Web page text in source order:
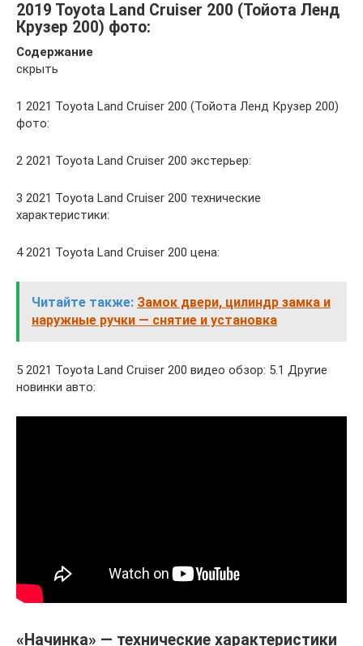
2019 Toyota Land Cruiser 200 (Тойота Ленд
Крузер 200) фото:
Содержание
скрыть
1 2021 Toyota Land Cruiser 200 (Тойота Ленд Крузер 200)
фото:
2 2021 Toyota Land Cruiser 200 экстерьер:
3 2021 Toyota Land Cruiser 200 технические
характеристики:
4 2021 Toyota Land Cruiser 200 цена:
Читайте также: Замок двери, цилиндр замка и
наружные ручки — снятие и установка
5 2021 Toyota Land Cruiser 200 видео обзор: 5.1 Другие
новинки авто:
«Начинка» — технические характеристики